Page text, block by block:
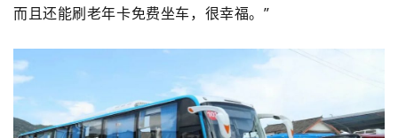
而且还能刷老年卡免费坐车，很幸福。”